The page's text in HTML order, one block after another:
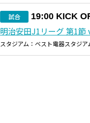
試合 19:00 KICK
明治安田J1リーグ 第1節
スタジアム：ベスト電器スタジア